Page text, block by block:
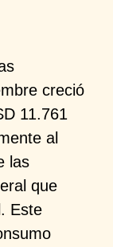
creció
11.761
al
las
que
Este